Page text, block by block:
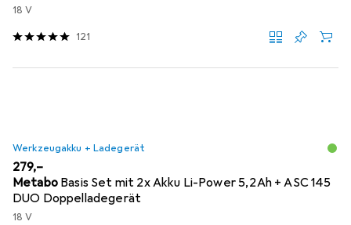
18 V
121
Werkzeugakku + Ladegerät
EUR
279,–
Metabo Basis Set mit 2x Akku Li-Power 5,2Ah + ASC 145
DUO Doppelladegerät
18 V